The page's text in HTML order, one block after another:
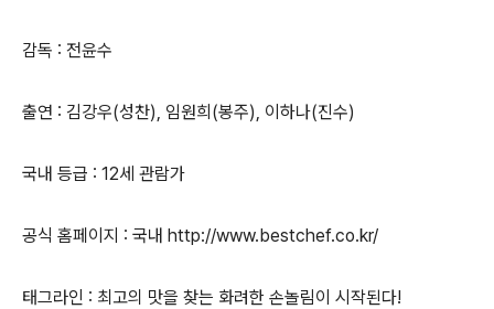
감독 : 전윤수
출연 : 김강우(성찬), 임원희(봉주), 이하나(진수)
국내 등급 : 12세 관람가
공식 홈페이지 : 국내 http://www.bestchef.co.kr/
태그라인 : 최고의 맛을 찾는 화려한 손놀림이 시작된다!